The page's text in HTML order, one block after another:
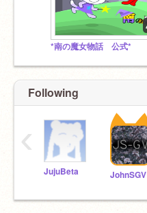
*南の魔女物話 公式*
Following
JujuBeta JohnSGV
‹